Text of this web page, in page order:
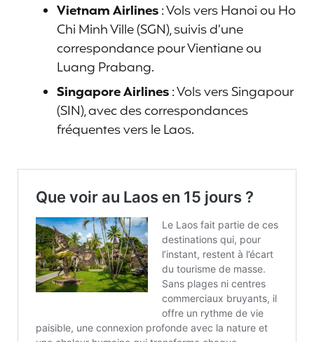
Vietnam Airlines: Vols vers Hanoi ou Ho
Chi Minh Ville (SGN), suivis d’une
correspondance pour Vientiane ou
Luang Prabang.
Singapore Airlines: Vols vers Singapour
(SIN), avec des correspondances
fréquentes vers le Laos.